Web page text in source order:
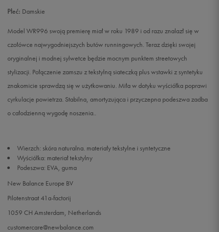
39 25 cm Powiadom o dostępności
40 25,5 cm Powiadom o dostępności
41 26,5 cm
Płeć: Damskie
Model WR996 swoją premierę miał w roku 1989 i od razu znalazł się w
czołówce najwygodniejszych butów runningowych. Teraz dzięki swojej
oryginalnej i modnej sylwetce będzie mocnym punktem streetowych
stylizacji. Połączenie zamszu z tekstylną siateczką plus wstawki z syntetyku
znakomicie sprawdzą się w użytkowaniu. Miła w dotyku wyściółka poprawi
cyrkulacje powietrza. Stabilna, amortyzująca i przyczepna podeszwa zadba
o całodzienną wygodę noszenia..
Wierzch: skóra naturalna. materiały tekstylne i syntetyczne
Wyściółka: materiał tekstylny
Podeszwa: EVA, guma
New Balance Europe BV
Pilotenstraat 41a-factorij
1059 CH Amsterdam, Netherlands
customercare@newbalance.com